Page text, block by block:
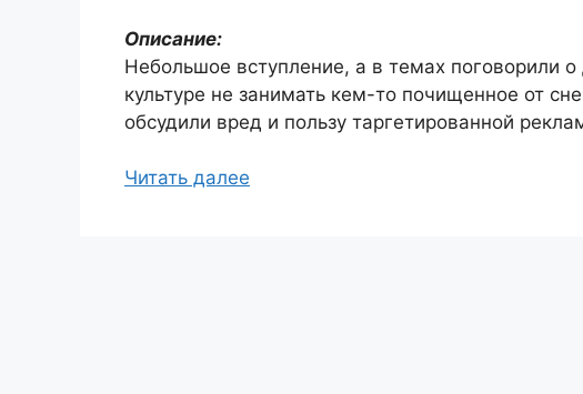
Описание:
Небольшое вступление, а в темах поговорили
культуре не занимать кем-то почищенное от
обсудили вред и пользу таргетированной
Читать далее